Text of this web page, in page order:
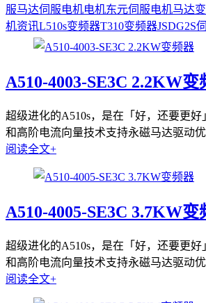
服马达伺服电机电机东元伺服电机马达
机资讯L510s变频器T310变频器JSDG2S
A510-4003-SE3C 2.2KW变
超级进化的A510s，是在「好，还要更
和高阶电流向量技术支持永磁马达驱动
阅读全文+
A510-4005-SE3C 3.7KW变
超级进化的A510s，是在「好，还要更
和高阶电流向量技术支持永磁马达驱动
阅读全文+